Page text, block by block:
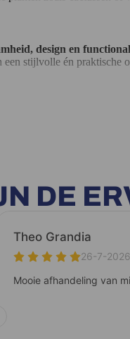
design en
stijlvolle én praktische
DE